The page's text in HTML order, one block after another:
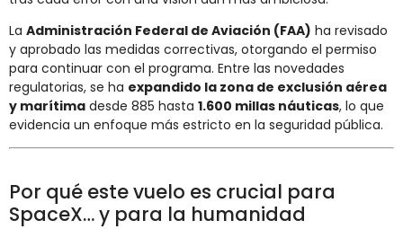
La Administración Federal de Aviación (FAA) ha revisado
y aprobado las medidas correctivas, otorgando el permiso
para continuar con el programa. Entre las novedades
regulatorias, se ha expandido la zona de exclusión aérea
y marítima desde 885 hasta 1.600 millas náuticas, lo que
evidencia un enfoque más estricto en la seguridad pública.
Por qué este vuelo es crucial para
SpaceX… y para la humanidad